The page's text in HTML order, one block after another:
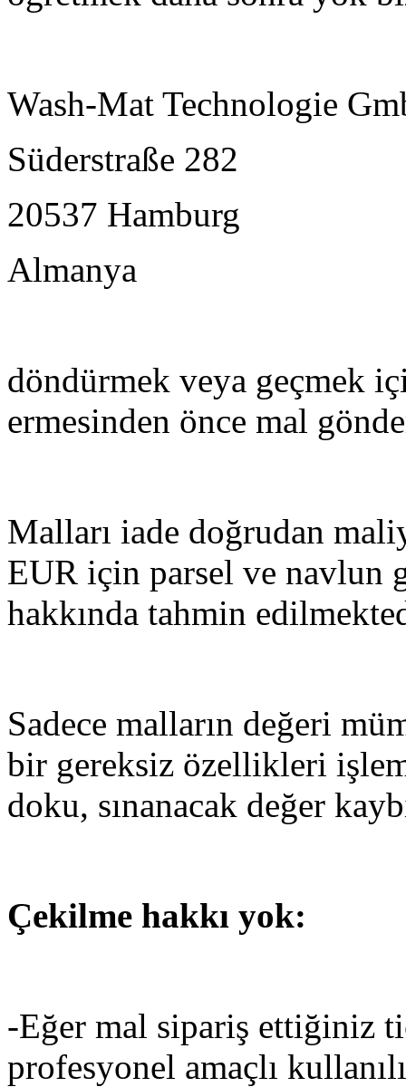
Wash-Mat Technologie
Süderstraße 282
20537 Hamburg
Almanya
döndürmek veya geçmek
ermesinden önce mal
Malları iade doğrudan
EUR için parsel ve navlun
hakkında tahmin
Sadece malların değeri
bir gereksiz özellikleri
doku, sınanacak değer
Çekilme hakkı yok:
-Eğer mal sipariş ettiğiniz
profesyonel amaçlı